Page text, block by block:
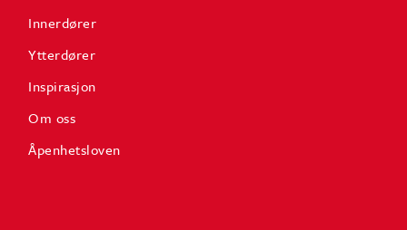
Innerdører
Ytterdører
Inspirasjon
Om oss
Åpenhetsloven